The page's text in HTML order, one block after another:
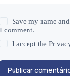
Save my name
I comment.
I accept the
Publicar